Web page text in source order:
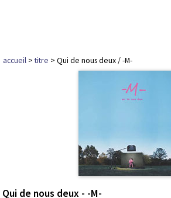
accueil >titre > Qui de nous deux / -M-
Qui de nous deux - -M-